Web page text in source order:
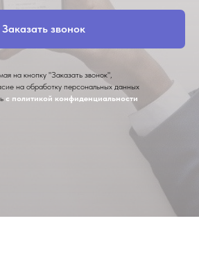
Заказать звонок
на кнопку "Заказать звонок",
на обработку персональных данных
с политикой конфиденциальности